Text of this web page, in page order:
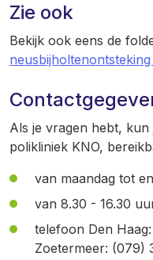
Zie ook
Bekijk ook eens de
neusbijholtenontstekin
Als je vragen hebt,
polikliniek KNO,
van maandag tot
van 8.30 - 16.30
telefoon Den
Zoetermeer: (079)